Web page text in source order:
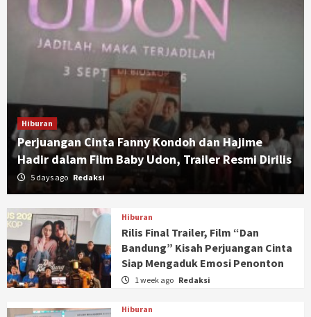
Hiburan
Perjuangan Cinta Fanny Kondoh dan Hajime
Hadir dalam Film Baby Udon, Trailer Resmi Dirilis
5 days ago Redaksi
Hiburan
Rilis Final Trailer, Film “Dan
Bandung” Kisah Perjuangan Cinta
Siap Mengaduk Emosi Penonton
1 week ago Redaksi
Hiburan